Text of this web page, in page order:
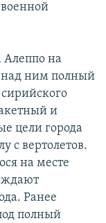
Алеппо на
над ним полный
и
цели города
с вертолетов.
на месте
Ранее
полный